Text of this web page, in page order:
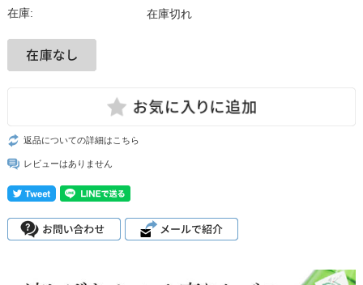
在庫: 在庫切れ
返品についての詳細はこちら
レビューはありません